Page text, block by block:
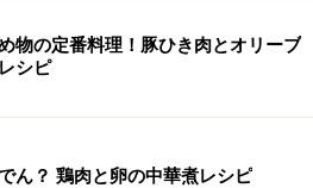
物の定番料理！豚ひき肉とオリーブ
シピ
ん？ 鶏肉と卵の中華煮レシピ